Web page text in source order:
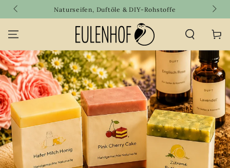
SKIP TO
CONTENT
Naturseifen, Duftöle & DIY-Rohstoffe
Cart